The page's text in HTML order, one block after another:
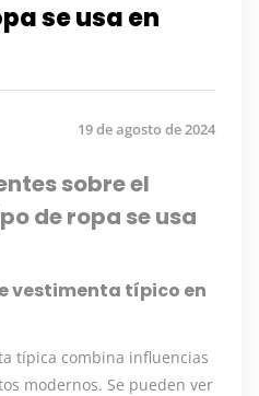
se usa en
19 de agosto de 2024
sobre el
de ropa se usa
vestimenta típico en
típica combina influencias
modernos. Se pueden ver